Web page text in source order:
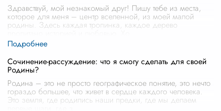
Здравствуй, мой незнакомый друг! Пишу тебе из места,
которое для меня – центр вселенной, из моей малой
родины. Здесь каждая тропинка, каждое дерево
Сочинение-рассуждение: что я смогу сделать для своей
Родины?
Родина – это не просто географическое понятие, это нечто
гораздо большее, что живет в сердце каждого человека.
Это земля, где родились наши предки, где мы делаем